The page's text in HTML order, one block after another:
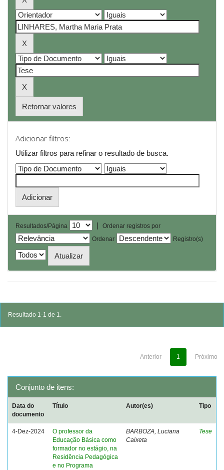
Retornar valores
Adicionar filtros:
Utilizar filtros para refinar o resultado de busca.
Resultados/Página |
Ordenar registros por
Ordenar
Registro(s)
Resultado 1-1 de 1.
Anterior 1 Próximo
Conjunto de itens:
Data do
documento
Título Autor(es) Tipo
4-Dez-2024
O professor da
Educação Básica como
formador no estágio, na
Residência Pedagógica
e no Programa
BARBOZA, Luciana
Caixeta
Tese